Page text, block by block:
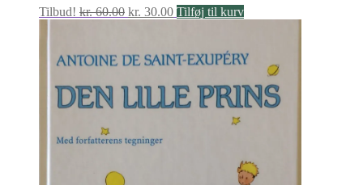
Tilbud! kr.60.00 Den
var:
kr. 60.00.
kr. 30.00Den
er:
kr. 30.00.
Tilføj til kurv